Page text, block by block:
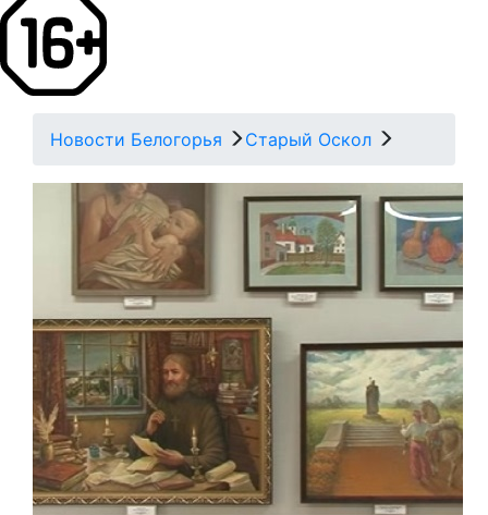
Новости Белогорья Старый Оскол